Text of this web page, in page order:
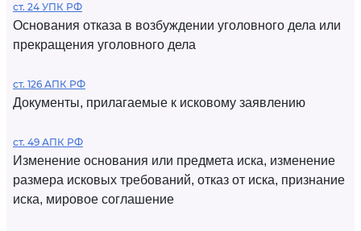
ст. 24 УПК РФ
Основания отказа в возбуждении уголовного дела или
прекращения уголовного дела
ст. 126 АПК РФ
Документы, прилагаемые к исковому заявлению
ст. 49 АПК РФ
Изменение основания или предмета иска, изменение
размера исковых требований, отказ от иска, признание
иска, мировое соглашение